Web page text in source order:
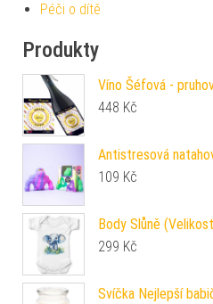
Péči o dítě
Produkty
Víno Šéfová -
448 Kč
Antistresová
109 Kč
Body Slůně
299 Kč
Svíčka Nejlepší